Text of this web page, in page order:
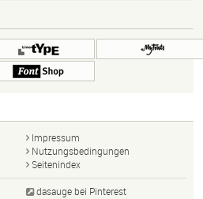
Impressum
Nutzungsbedingungen
Seitenindex
dasauge bei Pinterest